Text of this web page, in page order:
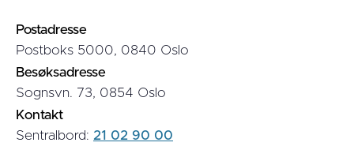
Postadresse
Postboks 5000, 0840 Oslo
Besøksadresse
Sognsvn. 73, 0854 Oslo
Kontakt
Sentralbord: 21 02 90 00